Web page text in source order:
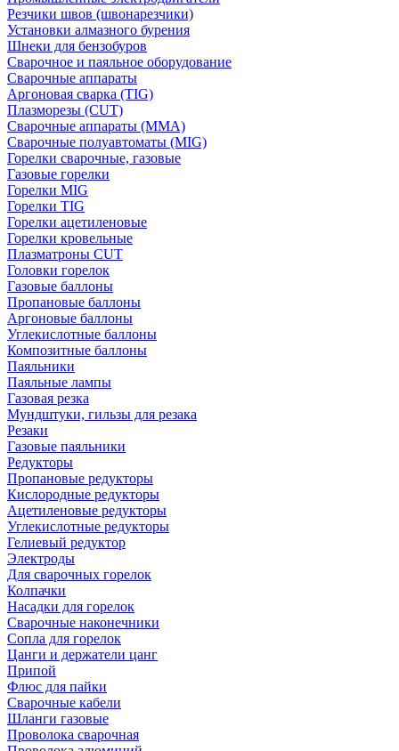
Резчики швов (швонарезчики)
Установки алмазного бурения
Шнеки для бензобуров
Сварочное и паяльное оборудование
Сварочные аппараты
Аргоновая сварка (TIG)
Плазморезы (CUT)
Сварочные аппараты (MMA)
Сварочные полуавтоматы (MIG)
Горелки сварочные, газовые
Газовые горелки
Горелки MIG
Горелки TIG
Горелки ацетиленовые
Горелки кровельные
Плазматроны CUT
Головки горелок
Газовые баллоны
Пропановые баллоны
Аргоновые баллоны
Углекислотные баллоны
Композитные баллоны
Паяльники
Паяльные лампы
Газовая резка
Мундштуки, гильзы для резака
Резаки
Газовые паяльники
Редукторы
Пропановые редукторы
Кислородные редукторы
Ацетиленовые редукторы
Углекислотные редукторы
Гелиевый редуктор
Электроды
Для сварочных горелок
Колпачки
Насадки для горелок
Сварочные наконечники
Сопла для горелок
Цанги и держатели цанг
Припой
Флюс для пайки
Сварочные кабели
Шланги газовые
Проволока сварочная